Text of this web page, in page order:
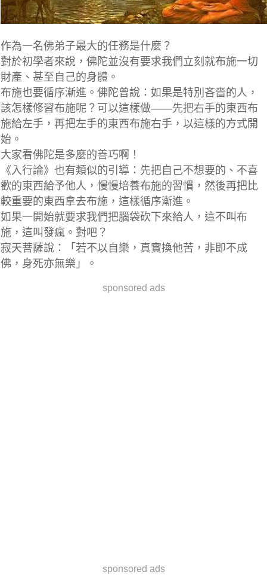
作為一名佛弟子最大的任務是什麼？
對於初學者來說，佛陀並沒有要求我們立刻就布施一切
財產、甚至自己的身體。
布施也要循序漸進。佛陀曾說：如果是特別吝嗇的人，
該怎樣修習布施呢？可以這樣做——先把右手的東西布
施給左手，再把左手的東西布施右手，以這樣的方式開
始。
大家看佛陀是多麼的善巧啊！
《入行論》也有類似的引導： 先把自己不想要的、不喜
歡的東西給予他人，慢慢培養布施的習慣，然後再把比
較重要的東西拿去布施，這樣循序漸進。
如果一開始就要求我們把腦袋砍下來給人，這不叫布
施，這叫發瘋。對吧？
寂天菩薩說：
「若不以自樂，真實換他苦，非即不成
佛，身死亦無樂」。
sponsored ads
sponsored ads